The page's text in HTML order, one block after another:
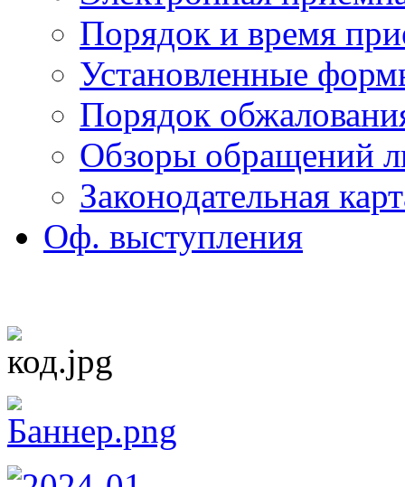
Порядок и время
Установленные
Порядок
Обзоры обращений
Законодательная
Оф. выступления